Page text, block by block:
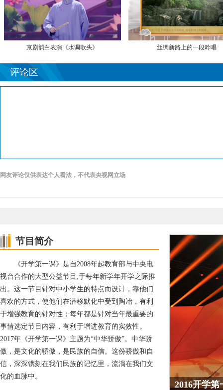
京剧韵白表演《水调歌头》 丝绸新路上的一段吟唱
评论区
网友评论仅供表达个人看法，不代表央视网立场
节目简介
《开学第一课》是自2008年起教育部与中央电
视台合作的大型公益节目,于每年新学年开学之际推
出。这一节目针对中小学生的特点而设计，靠他们
喜欢的方式，使他们在潜移默化中受到陶冶，有利
于增强教育的针对性；每年都是针对当年最重要的
事情选定节目内容，有利于增进教育的实效性。
2017年《开学第一课》主题为“中华骄傲”。中华骄
傲，是文化的骄傲，是民族的自信。这份骄傲和自
信，深深镌刻在我们民族的记忆里，流淌在我们文
化的血脉中。
2016开学